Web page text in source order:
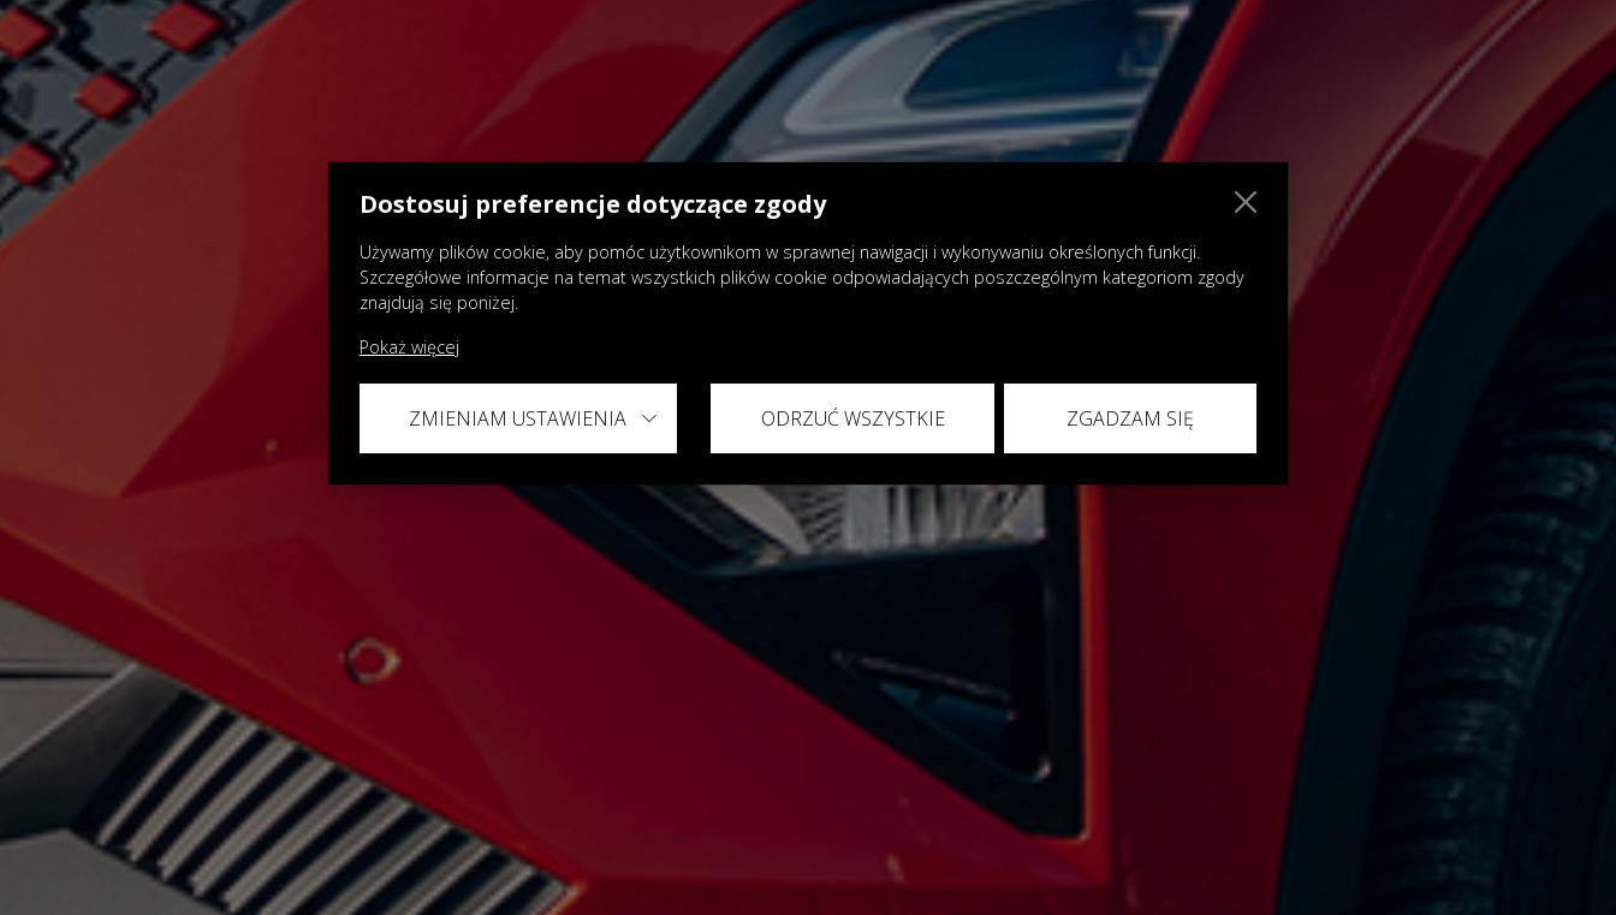
Dostosuj preferencje dotyczące zgody
Używamy plików cookie, aby pomóc użytkownikom w sprawnej nawigacji i wykonywaniu określonych funkcji.
Szczegółowe informacje na temat wszystkich plików cookie odpowiadających poszczególnym kategoriom zgody
znajdują się poniżej.
Pokaż więcej
ZMIENIAM USTAWIENIA ODRZUĆ WSZYSTKIE ZGADZAM SIĘ